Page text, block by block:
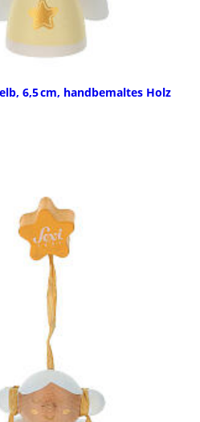
6,5 cm, handbemaltes Holz